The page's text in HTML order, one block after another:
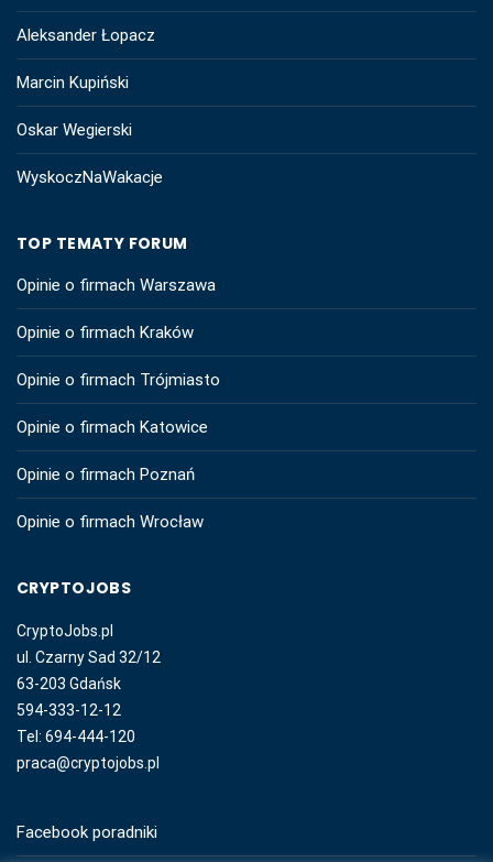
Aleksander Łopacz
Marcin Kupiński
Oskar Wegierski
WyskoczNaWakacje
TOP TEMATY FORUM
Opinie o firmach Warszawa
Opinie o firmach Kraków
Opinie o firmach Trójmiasto
Opinie o firmach Katowice
Opinie o firmach Poznań
Opinie o firmach Wrocław
CRYPTOJOBS
CryptoJobs.pl
ul. Czarny Sad 32/12
63-203 Gdańsk
594-333-12-12
Tel: 694-444-120
praca@cryptojobs.pl
Facebook poradniki